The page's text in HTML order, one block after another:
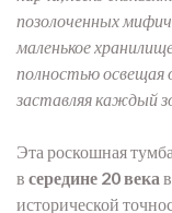
позолоченных
маленькое
полностью освещая
заставляя каждый
Эта роскошная
в середине 20 века
исторической